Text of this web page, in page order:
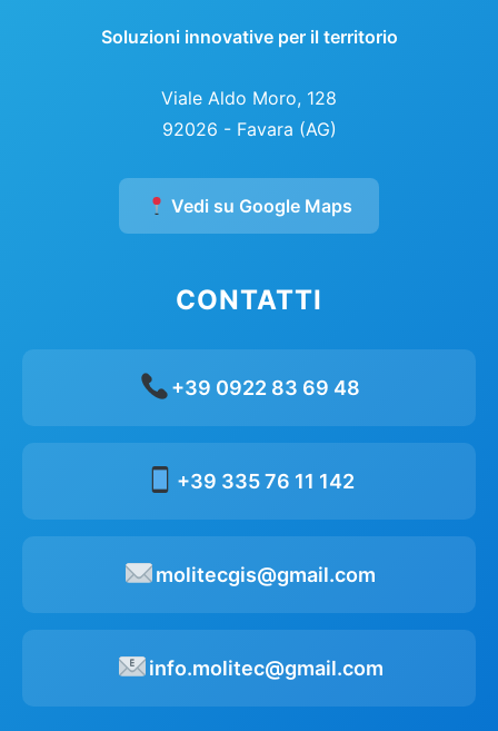
Soluzioni innovative per il territorio
Viale Aldo Moro, 128
92026 - Favara (AG)
Vedi su Google Maps
CONTATTI
+39 0922 83 69 48
+39 335 76 11 142
molitecgis@gmail.com
info.molitec@gmail.com